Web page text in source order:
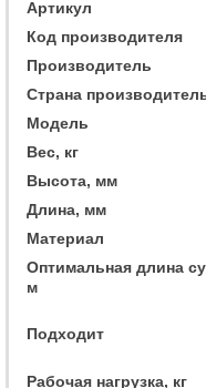
Артикул
Код производителя
Производитель
Страна
Модель
Вес, кг
Высота, мм
Длина, мм
Материал
Оптимальная длина
м
Подходит
Рабочая нагрузка, кг